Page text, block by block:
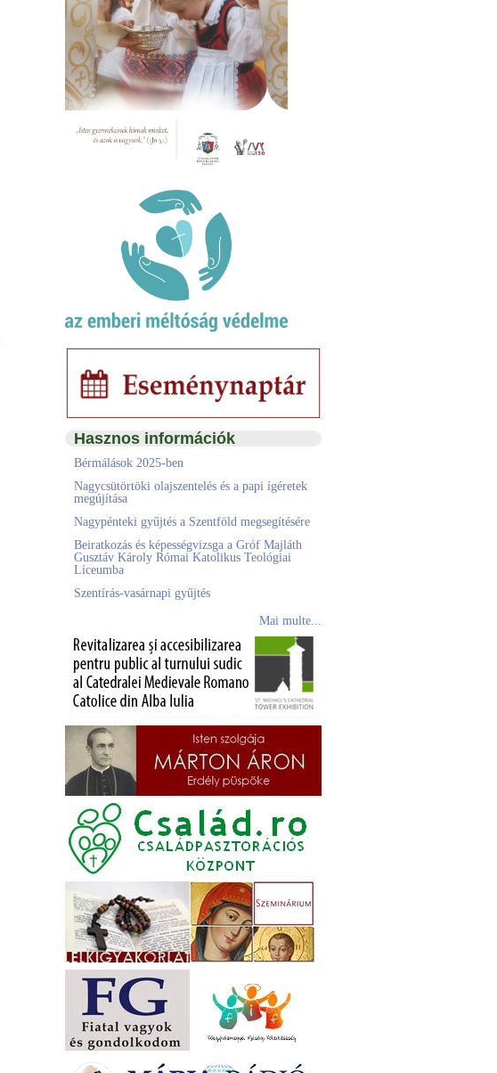
Hasznos információk
Bérmálások 2025-ben
Nagycsütörtöki olajszentelés és a papi ígéretek
megújítása
Nagypénteki gyűjtés a Szentföld megsegítésére
Beiratkozás és képességvizsga a Gróf Majláth
Gusztáv Károly Római Katolikus Teológiai
Líceumba
Szentírás-vasárnapi gyűjtés
Mai multe...